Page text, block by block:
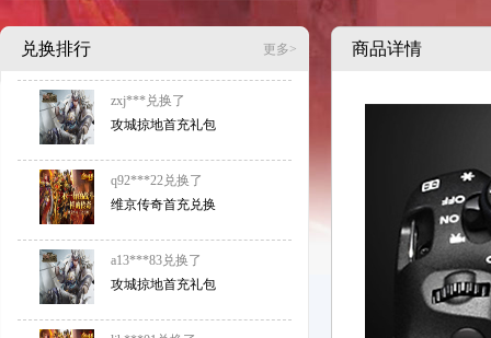
zxj*** 兑换了
攻城掠地首充礼包
q92***22 兑换了
维京传奇首充兑换
a13***83 兑换了
攻城掠地首充礼包
兑换排行 更多> 商品详情